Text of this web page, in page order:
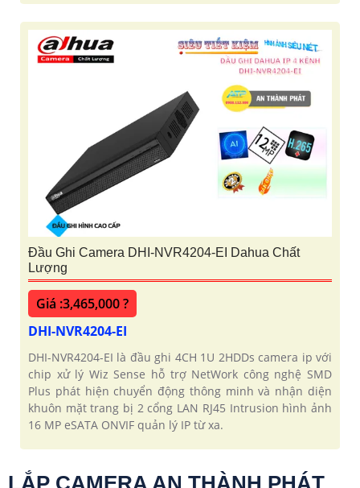
Đầu Ghi Camera DHI-NVR4204-EI Dahua Chất
Lượng
Giá :3,465,000 ?
DHI-NVR4204-EI
DHI-NVR4204-EI là đầu ghi 4CH 1U 2HDDs camera ip với
chip xử lý Wiz Sense hỗ trợ NetWork công nghệ SMD
Plus phát hiện chuyển động thông minh và nhận diện
khuôn mặt trang bị 2 cổng LAN RJ45 Intrusion hình ảnh
16 MP eSATA ONVIF quản lý IP từ xa.